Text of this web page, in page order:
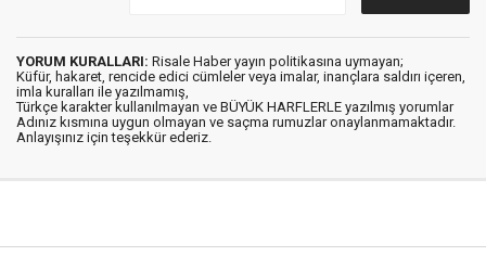
YORUM KURALLARI: Risale Haber yayın politikasına uymayan;
Küfür, hakaret, rencide edici cümleler veya imalar, inançlara saldırı içeren,
imla kuralları ile yazılmamış,
Türkçe karakter kullanılmayan ve BÜYÜK HARFLERLE yazılmış yorumlar
Adınız kısmına uygun olmayan ve saçma rumuzlar onaylanmamaktadır.
Anlayışınız için teşekkür ederiz.